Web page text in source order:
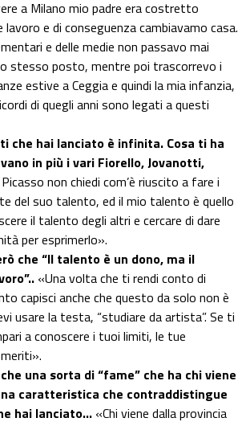
a Milano mio padre era costretto
lavoro e di conseguenza cambiavamo casa.
e delle medie non passavo mai
stesso posto, mentre poi trascorrevo i
estive a Ceggia e quindi la mia infanzia,
di quegli anni sono legati a questi
che hai lanciato è infinita. Cosa ti ha
in più i vari Fiorello, Jovanotti,
non chiedi com’è riuscito a fare i
del suo talento, ed il mio talento è quello
il talento degli altri e cercare di dare
per esprimerlo».
che “Il talento è un dono, ma il
«Una volta che ti rendi conto di
capisci anche che questo da solo non è
usare la testa, “studiare da artista”. Se ti
a conoscere i tuoi limiti, le tue
una sorta di “fame” che ha chi viene
caratteristica che contraddistingue
hai lanciato… «Chi viene dalla provincia